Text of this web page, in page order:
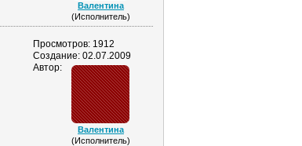
Валентина
(Исполнитель)
Просмотров: 1912
Создание: 02.07.2009
Автор:
Валентина
(Исполнитель)